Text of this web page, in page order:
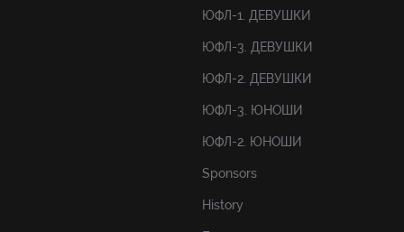
ЮФЛ-1. ДЕВУШКИ
ЮФЛ-3. ДЕВУШКИ
ЮФЛ-2. ДЕВУШКИ
ЮФЛ-3. ЮНОШИ
ЮФЛ-2. ЮНОШИ
Sponsors
History